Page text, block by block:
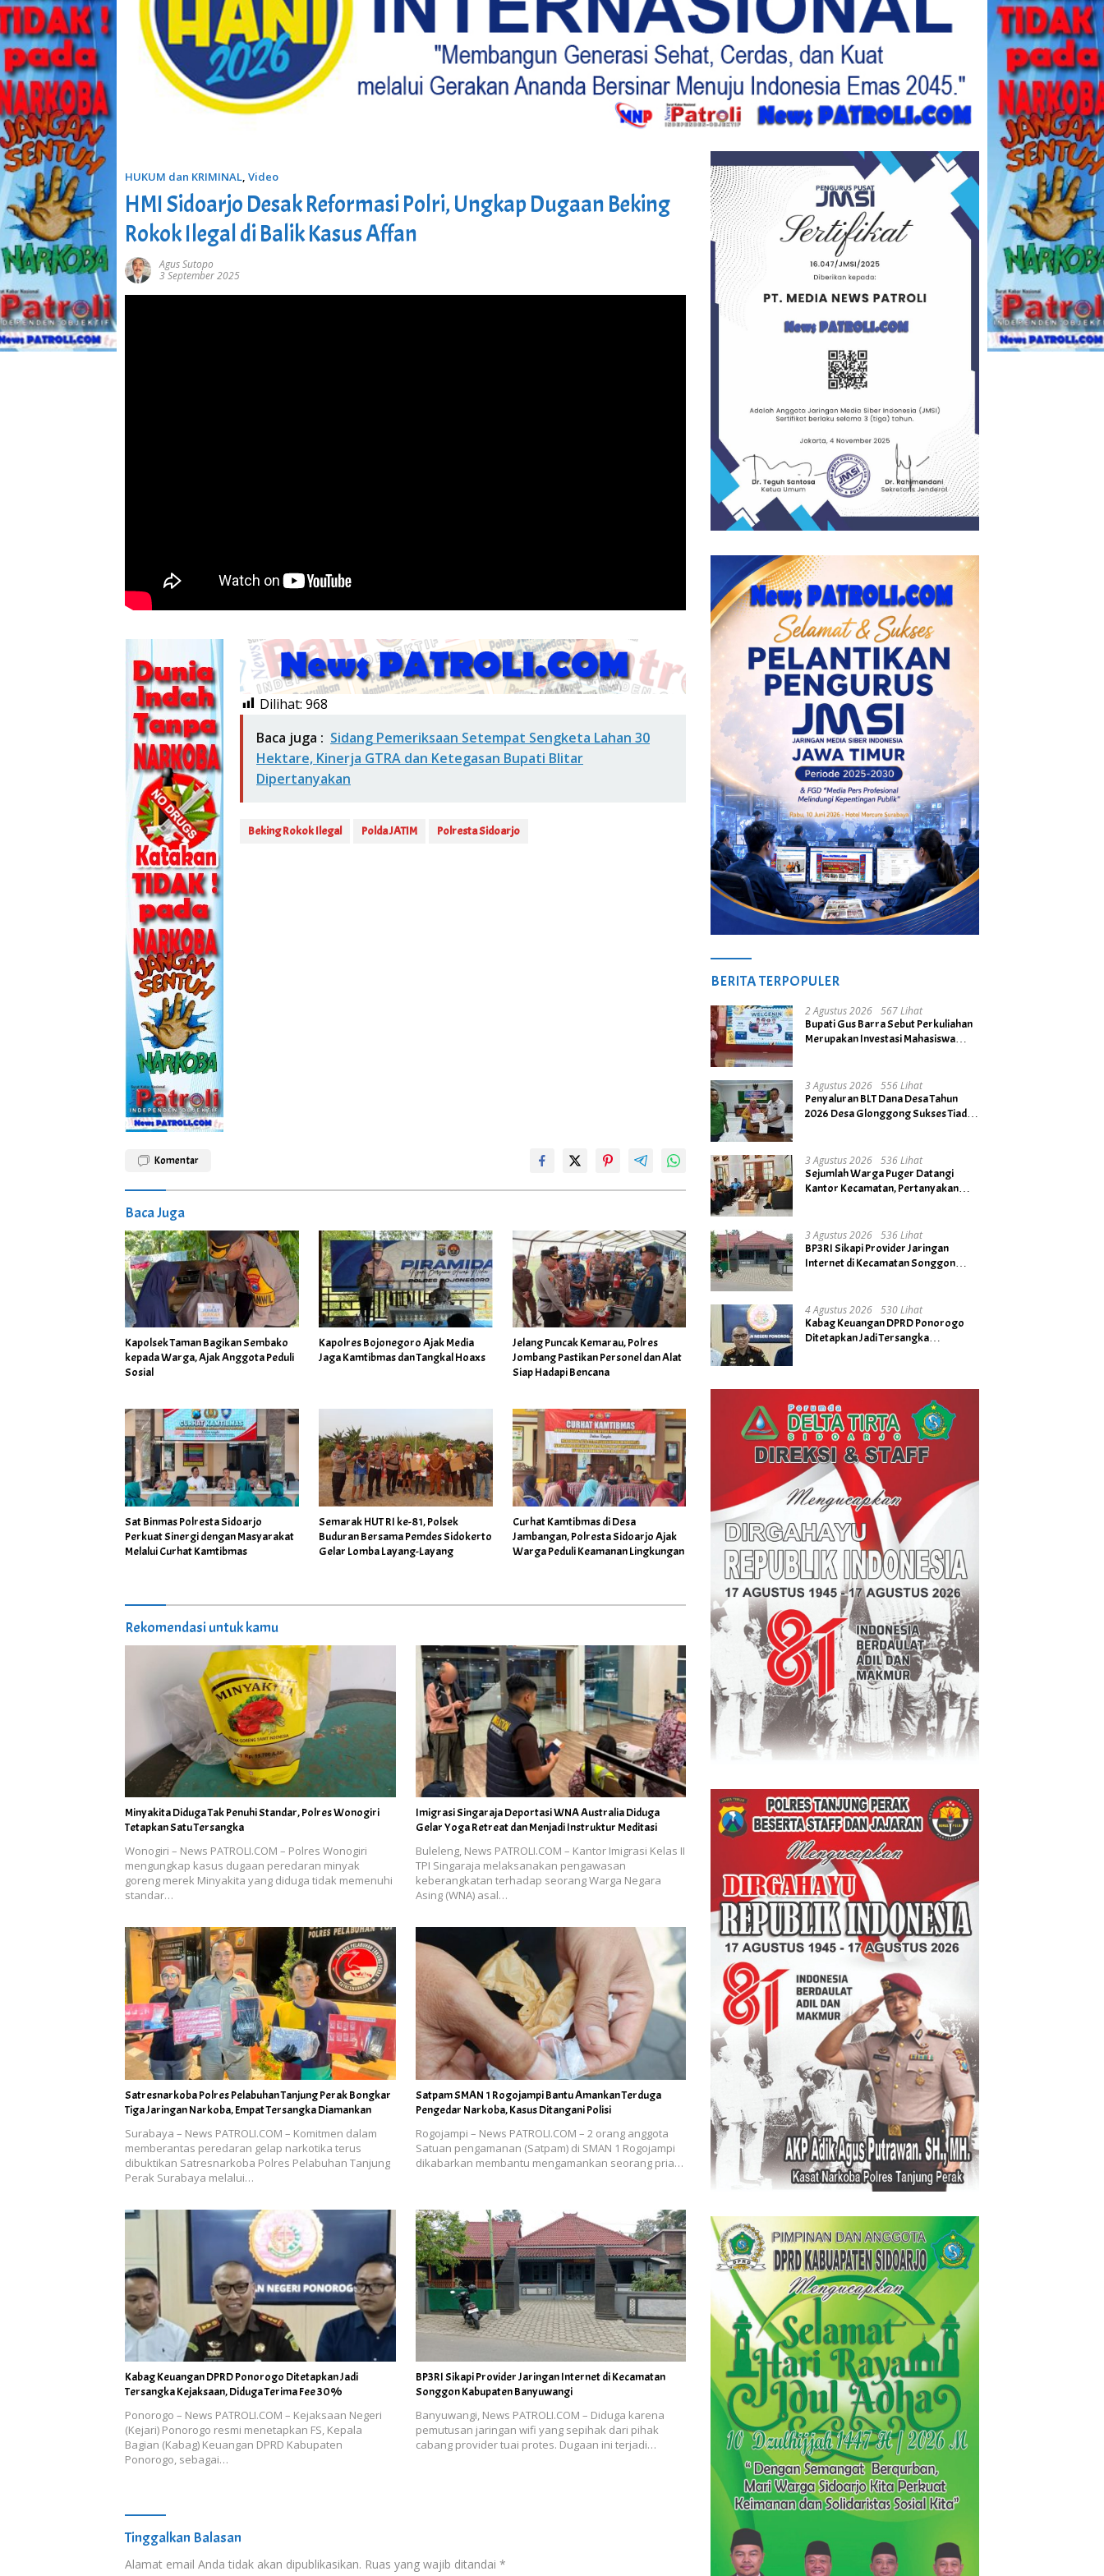
HUKUM dan KRIMINAL, Video
HMI Sidoarjo Desak Reformasi Polri, Ungkap Dugaan Beking
Rokok Ilegal di Balik Kasus Affan
Agus Sutopo
3 September 2025
Dilihat: 968
Baca juga : Sidang Pemeriksaan Setempat Sengketa Lahan 30
Hektare, Kinerja GTRA dan Ketegasan Bupati Blitar
Dipertanyakan
Beking Rokok Ilegal Polda JATIM Polresta Sidoarjo
Komentar
Baca Juga
Kapolsek Taman Bagikan Sembako
kepada Warga, Ajak Anggota Peduli
Sosial
Kapolres Bojonegoro Ajak Media
Jaga Kamtibmas dan Tangkal Hoaxs
Jelang Puncak Kemarau, Polres
Jombang Pastikan Personel dan Alat
Siap Hadapi Bencana
Sat Binmas Polresta Sidoarjo
Perkuat Sinergi dengan Masyarakat
Melalui Curhat Kamtibmas
Semarak HUT RI ke-81, Polsek
Buduran Bersama Pemdes Sidokerto
Gelar Lomba Layang-Layang
Curhat Kamtibmas di Desa
Jambangan, Polresta Sidoarjo Ajak
Warga Peduli Keamanan Lingkungan
Rekomendasi untuk kamu
Minyakita Diduga Tak Penuhi Standar, Polres Wonogiri
Tetapkan Satu Tersangka
Wonogiri – News PATROLI.COM – Polres Wonogiri
mengungkap kasus dugaan peredaran minyak
goreng merek Minyakita yang diduga tidak memenuhi
standar…
Imigrasi Singaraja Deportasi WNA Australia Diduga
Gelar Yoga Retreat dan Menjadi Instruktur Meditasi
Buleleng, News PATROLI.COM – Kantor Imigrasi Kelas II
TPI Singaraja melaksanakan pengawasan
keberangkatan terhadap seorang Warga Negara
Asing (WNA) asal…
Satresnarkoba Polres Pelabuhan Tanjung Perak Bongkar
Tiga Jaringan Narkoba, Empat Tersangka Diamankan
Surabaya – News PATROLI.COM – Komitmen dalam
memberantas peredaran gelap narkotika terus
dibuktikan Satresnarkoba Polres Pelabuhan Tanjung
Perak Surabaya melalui…
Satpam SMAN 1 Rogojampi Bantu Amankan Terduga
Pengedar Narkoba, Kasus Ditangani Polisi
Rogojampi – News PATROLI.COM – 2 orang anggota
Satuan pengamanan (Satpam) di SMAN 1 Rogojampi
dikabarkan membantu mengamankan seorang pria…
Kabag Keuangan DPRD Ponorogo Ditetapkan Jadi
Tersangka Kejaksaan, Diduga Terima Fee 30%
Ponorogo – News PATROLI.COM – Kejaksaan Negeri
(Kejari) Ponorogo resmi menetapkan FS, Kepala
Bagian (Kabag) Keuangan DPRD Kabupaten
Ponorogo, sebagai…
BP3RI Sikapi Provider Jaringan Internet di Kecamatan
Songgon Kabupaten Banyuwangi
Banyuwangi, News PATROLI.COM – Diduga karena
pemutusan jaringan wifi yang sepihak dari pihak
cabang provider tuai protes. Dugaan ini terjadi…
Tinggalkan Balasan
Alamat email Anda tidak akan dipublikasikan. Ruas yang wajib ditandai *
BERITA TERPOPULER
2 Agustus 2026
567 Lihat
Bupati Gus Barra Sebut Perkuliahan
Merupakan Investasi Mahasiswa
3 Agustus 2026
556 Lihat
Penyaluran BLT Dana Desa Tahun
2026 Desa Glonggong Sukses Tiada
3 Agustus 2026
536 Lihat
Sejumlah Warga Puger Datangi
Kantor Kecamatan, Pertanyakan
3 Agustus 2026
536 Lihat
BP3RI Sikapi Provider Jaringan
Internet di Kecamatan Songgon
4 Agustus 2026
530 Lihat
Kabag Keuangan DPRD Ponorogo
Ditetapkan Jadi Tersangka